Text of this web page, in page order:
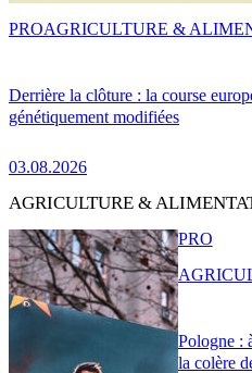
Derrière la clôture : la course
génétiquement modifiées
03.08.2026
PROAGRICULTURE &
AGRICULTURE &
Pologne :
la colère
PRO